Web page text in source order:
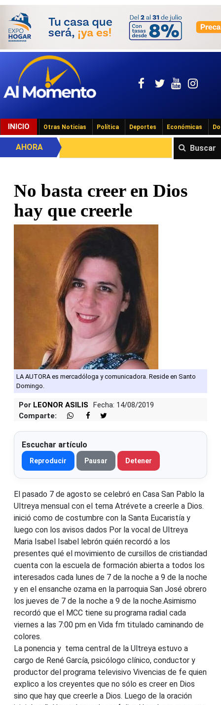
INICIO Otras Noticias Política Deportes Económicas
Buscar
AHORA
No basta creer en Dios
hay que creerle
LA AUTORA es mercadóloga y comunicadora. Reside en Santo
Domingo.
Por LEONOR ASILIS
Fecha: 14/08/2019
Comparte:
Escuchar artículo
Reproducir Pausar Detener
El pasado 7 de agosto se celebró en Casa San Pablo la
Ultreya mensual con el tema Atrévete a creerle a Dios.
inició como de costumbre con la Santa Eucaristía y
luego con los avisos dados Por la vocal de Ultreya
Maria Isabel Isabel lebrón quién recordó a los
presentes qué el movimiento de cursillos de cristiandad
cuenta con la escuela de formación abierta a todos los
interesados cada lunes de 7 de la noche a 9 de la noche
y en el ensanche ozama en la parroquia San José obrero
los jueves de 7 de la noche a 9 de la noche.Asimismo
recordó que el MCC tiene su programa radial cada
viernes a las 7:00 pm en Vida fm titulado caminando de
colores.
La ponencia y tema central de la Ultreya estuvo a
cargo de René García, psicólogo clínico, conductor y
productor del programa televisivo Vivencias de fe quien
explico a los creyentes que no sólo es creer en Dios
sino que hay que creerle a Dios. Luego de la oración